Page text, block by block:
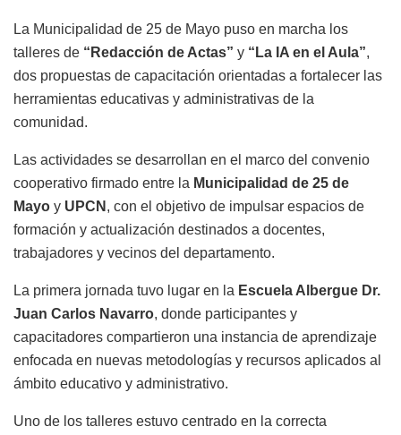
La Municipalidad de 25 de Mayo puso en marcha los
talleres de “Redacción de Actas” y “La IA en el Aula”,
dos propuestas de capacitación orientadas a fortalecer las
herramientas educativas y administrativas de la
comunidad.
Las actividades se desarrollan en el marco del convenio
cooperativo firmado entre la Municipalidad de 25 de
Mayo y UPCN , con el objetivo de impulsar espacios de
formación y actualización destinados a docentes,
trabajadores y vecinos del departamento.
La primera jornada tuvo lugar en la Escuela Albergue Dr.
Juan Carlos Navarro, donde participantes y
capacitadores compartieron una instancia de aprendizaje
enfocada en nuevas metodologías y recursos aplicados al
ámbito educativo y administrativo.
Uno de los talleres estuvo centrado en la correcta